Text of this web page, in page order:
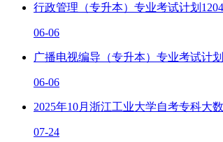
行政管理（专升本）专业考试计划
06-06
广播电视编导（专升本）专业考试计
06-06
2025年10月浙江工业大学自考专科大
07-24